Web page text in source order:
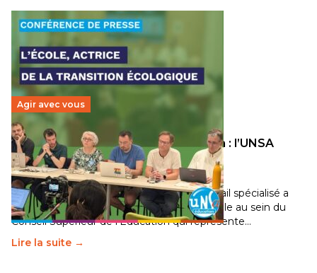
Agir avec vous
Transition écologique de l’éducation : l’UNSA
Éducation fait bouger les lignes
30 juin 2026-National
Pendant plusieurs mois, un groupe de travail spécialisé a
travaillé sur la transition écologique de l’Ecole au sein du
Conseil Supérieur de l’Éducation qui représente…
Lire la suite →